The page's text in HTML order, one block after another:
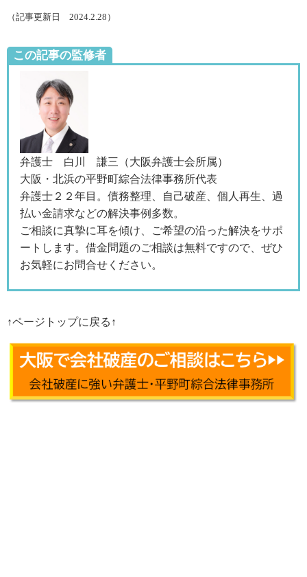
（記事更新日 2024.2.28）
この記事の監修者
弁護士 白川 謙三（大阪弁護士会所属）
大阪・北浜の平野町綜合法律事務所代表
弁護士２２年目。債務整理、自己破産、個人再生、過
払い金請求などの解決事例多数。
ご相談に真摯に耳を傾け、ご希望の沿った解決をサポ
ートします。借金問題のご相談は無料ですので、ぜひ
お気軽にお問合せください。
↑ページトップに戻る↑